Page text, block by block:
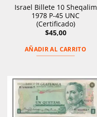
Israel Billete 10 Sheqalim
1978 P-45 UNC
(Certificado)
$45,00
AÑADIR AL CARRITO